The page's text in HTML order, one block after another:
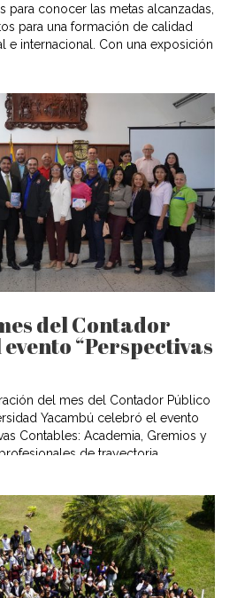
para conocer las metas alcanzadas,
para una formación de calidad
e internacional. Con una exposición
del Contador
“Perspectivas
del mes del Contador Público
Yacambú celebró el evento
Contables: Academia, Gremios y
de trayectoria,
actividad que tuvo […]